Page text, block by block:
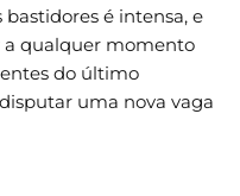
é intensa, e
a qualquer momento
do último
uma nova vaga